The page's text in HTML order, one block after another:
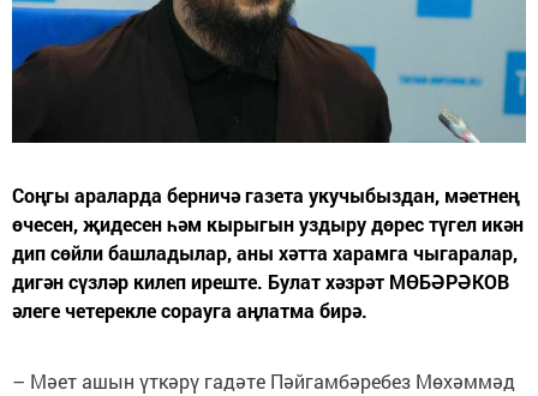
Соңгы араларда берничә газета укучыбыздан, мәетнең
өчесен, җидесен һәм кырыгын уздыру дөрес түгел икән
дип сөйли башладылар, аны хәтта харамга чыгаралар,
дигән сүзләр килеп иреште. Булат хәзрәт МӨБӘРӘКОВ
әлеге четерекле сорауга аңлатма бирә.
– Мәет ашын үткәрү гадәте Пәйгамбәребез Мөхәммәд